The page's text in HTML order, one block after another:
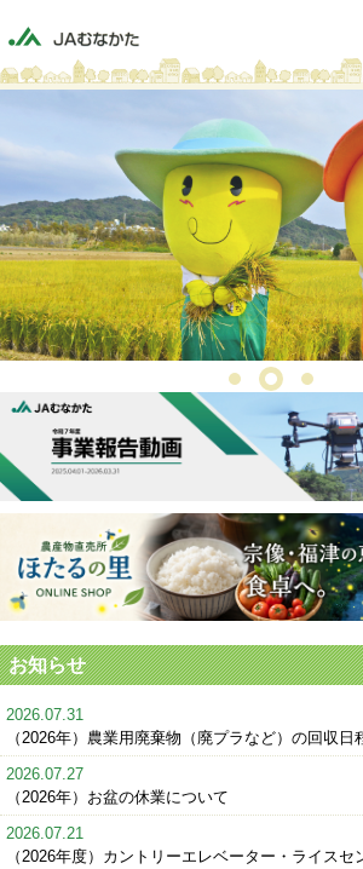
お知らせ
2026.07.31
（2026年）農業用廃棄物（廃プラなど）の回収日
2026.07.27
（2026年）お盆の休業について
2026.07.21
（2026年度）カントリーエレベーター・ライス